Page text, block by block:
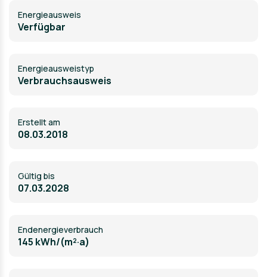
Energieausweis
Verfügbar
Energie­ausweistyp
Verbrauchsausweis
Erstellt am
08.03.2018
Gültig bis
07.03.2028
Endenergieverbrauch
145 kWh/(m²·a)